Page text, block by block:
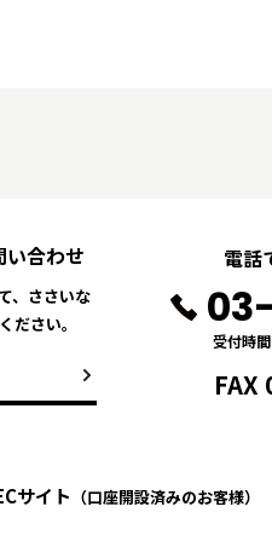
い合わせ
、ささいな
ださい。
電話
受付時
FAX
サイト （口座開設済みのお客様）